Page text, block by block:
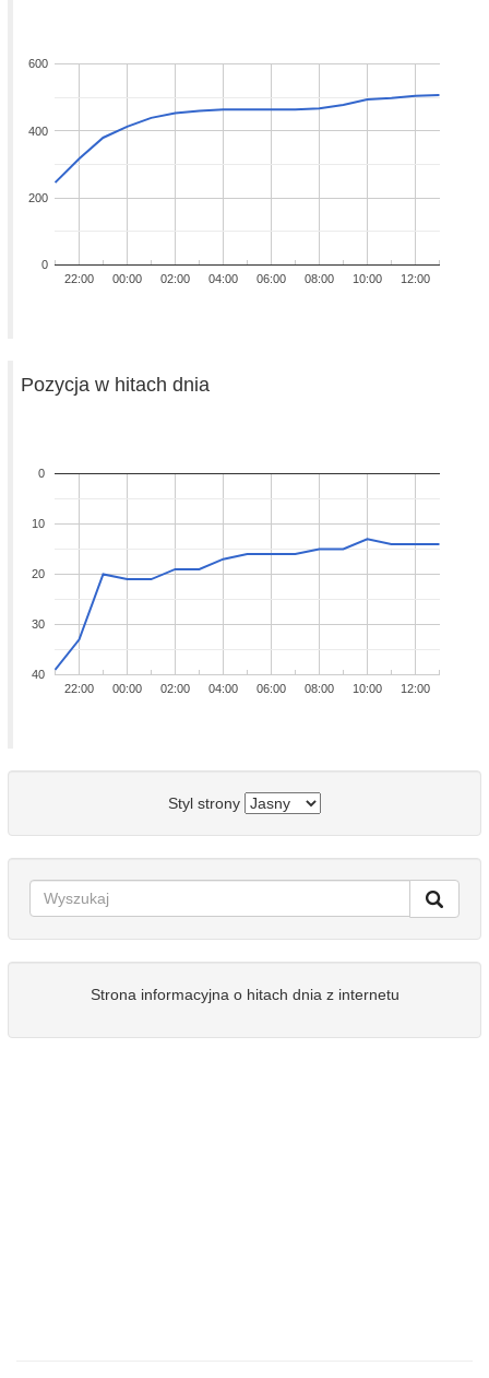
22:00 00:00 02:00 04:00 06:00 08:00 10:00 12:00
0
200
400
600
Pozycja w hitach dnia
22:00 00:00 02:00 04:00 06:00 08:00 10:00 12:00
0
10
20
30
40
Styl strony
Strona informacyjna o hitach dnia z internetu